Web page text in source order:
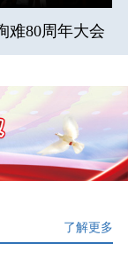
难80周年大会
了解更多